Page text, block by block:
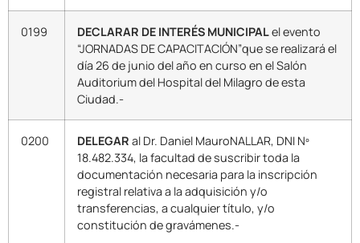
0199 DECLARAR DE INTERÉS MUNICIPALel evento
“JORNADAS DE CAPACITACIÓN”que se realizará el
día 26 de junio del año en curso en el Salón
Auditorium del Hospital del Milagro de esta
Ciudad.-
0200 DELEGAR al Dr. Daniel MauroNALLAR, DNI Nº
18.482.334, la facultad de suscribir toda la
documentación necesaria para la inscripción
registral relativa a la adquisición y/o
transferencias, a cualquier título, y/o
constitución de gravámenes.-